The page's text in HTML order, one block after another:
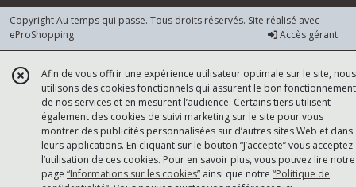
Copyright Au temps qui passe. Tous droits réservés. Site réalisé avec
eProShopping
Accès gérant
Afin de vous offrir une expérience utilisateur optimale sur le site, nous
utilisons des cookies fonctionnels qui assurent le bon fonctionnement
de nos services et en mesurent l’audience. Certains tiers utilisent
également des cookies de suivi marketing sur le site pour vous
montrer des publicités personnalisées sur d’autres sites Web et dans
leurs applications. En cliquant sur le bouton “J’accepte” vous acceptez
l’utilisation de ces cookies. Pour en savoir plus, vous pouvez lire notre
page “Informations sur les cookies” ainsi que notre “Politique de